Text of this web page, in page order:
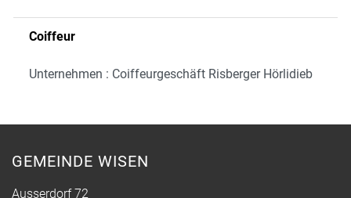
Coiffeur
Unternehmen : Coiffeurgeschäft Risberger Hörlidieb
GEMEINDE WISEN
Ausserdorf 72